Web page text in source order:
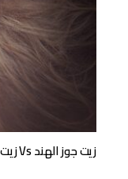
زيت جوز الهند Vs زيت الخروع أيهما أفضل لعلاج تساقط الشعر؟